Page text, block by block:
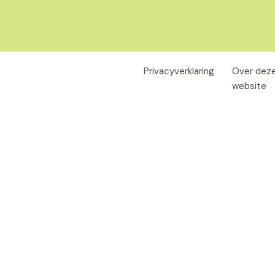
Privacyverklaring
Over
website